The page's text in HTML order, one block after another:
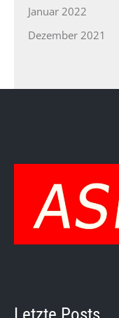
Januar 2022
Dezember 2021